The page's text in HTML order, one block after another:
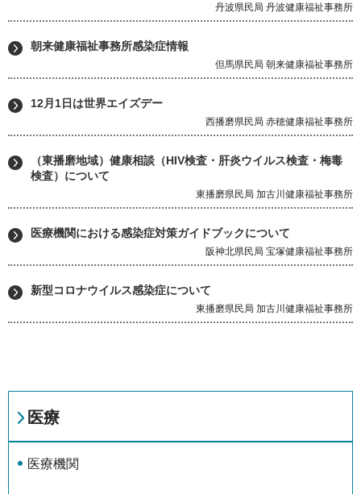
丹波県民局 丹波健康福祉事務所
朝来健康福祉事務所感染症情報
但馬県民局 朝来健康福祉事務所
12月1日は世界エイズデー
西播磨県民局 赤穂健康福祉事務所
（東播磨地域）健康相談（HIV検査・肝炎ウイルス検査・梅毒
検査）について
東播磨県民局 加古川健康福祉事務所
医療機関における感染症対策ガイドブックについて
阪神北県民局 宝塚健康福祉事務所
新型コロナウイルス感染症について
東播磨県民局 加古川健康福祉事務所
医療
医療機関